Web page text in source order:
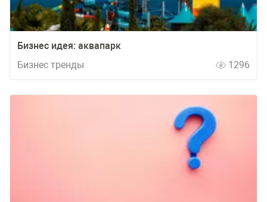
Бизнес идея: аквапарк
Бизнес тренды
1296